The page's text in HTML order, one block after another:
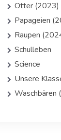
Otter (2023)
Papageien
Raupen
Schulleben
Science
Unsere
Waschbären